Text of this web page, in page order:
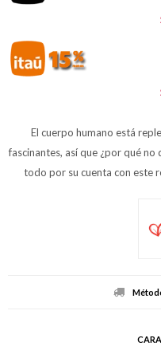
El cuerpo humano está
fascinantes, así que ¿por qué
todo por su cuenta con este